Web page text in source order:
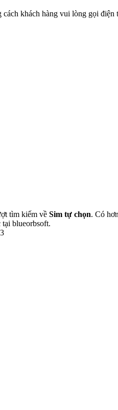
cách khách hàng vui lòng gọi
tìm kiếm về Sim tự chọn. Có hơn
tại blueorbsoft.